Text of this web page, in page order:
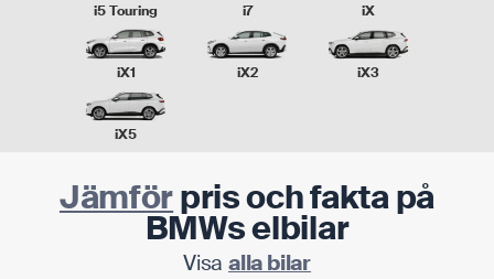
i5 Touring i7 iX
iX1 iX2 iX3
iX5
Jämförpris och fakta på
BMWs elbilar
Visa alla bilar